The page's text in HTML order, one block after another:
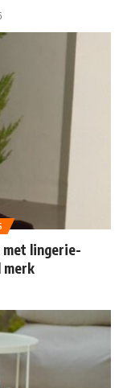
met lingerie-